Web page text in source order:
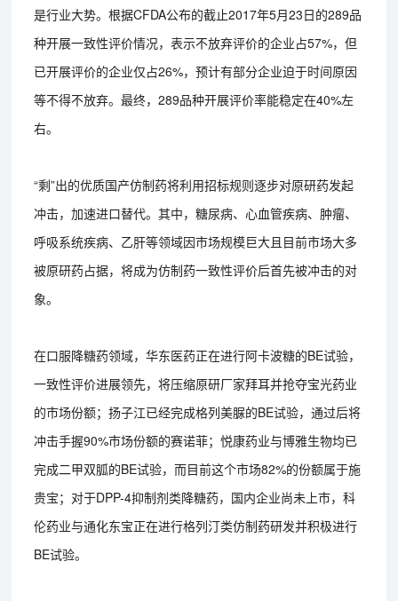
是行业大势。根据CFDA公布的截止2017年5月23日的289品
种开展一致性评价情况，表示不放弃评价的企业占57%，但
已开展评价的企业仅占26%，预计有部分企业迫于时间原因
等不得不放弃。最终，289品种开展评价率能稳定在40%左
右。
“剩”出的优质国产仿制药将利用招标规则逐步对原研药发起
冲击，加速进口替代。其中，糖尿病、心血管疾病、肿瘤、
呼吸系统疾病、乙肝等领域因市场规模巨大且目前市场大多
被原研药占据，将成为仿制药一致性评价后首先被冲击的对
象。
在口服降糖药领域，华东医药正在进行阿卡波糖的BE试验，
一致性评价进展领先，将压缩原研厂家拜耳并抢夺宝光药业
的市场份额；扬子江已经完成格列美脲的BE试验，通过后将
冲击手握90%市场份额的赛诺菲；悦康药业与博雅生物均已
完成二甲双胍的BE试验，而目前这个市场82%的份额属于施
贵宝；对于DPP-4抑制剂类降糖药，国内企业尚未上市，科
伦药业与通化东宝正在进行格列汀类仿制药研发并积极进行
BE试验。